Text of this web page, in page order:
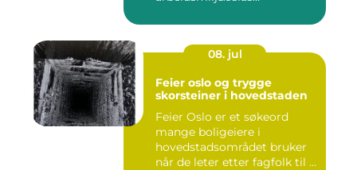
08. jul
Feier oslo og trygge
skorsteiner i hovedstaden
Feier Oslo er et søkeord
mange boligeiere i
hovedstadsområdet bruker
når de leter etter fagfolk til ...